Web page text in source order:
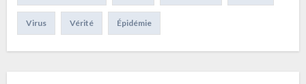
Virus Vérité Épidémie